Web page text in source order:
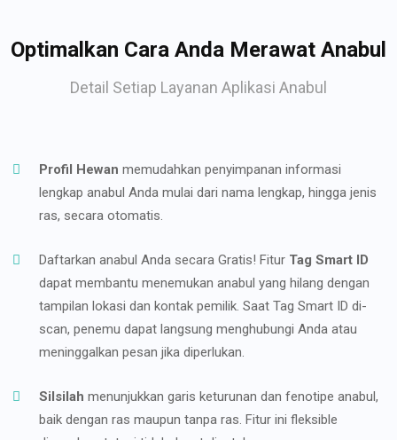
Optimalkan Cara Anda Merawat Anabul
Detail Setiap Layanan Aplikasi Anabul
Profil Hewan memudahkan penyimpanan informasi
lengkap anabul Anda mulai dari nama lengkap, hingga jenis
ras, secara otomatis.
Daftarkan anabul Anda secara Gratis! Fitur Tag Smart ID
dapat membantu menemukan anabul yang hilang dengan
tampilan lokasi dan kontak pemilik. Saat Tag Smart ID di-
scan, penemu dapat langsung menghubungi Anda atau
meninggalkan pesan jika diperlukan.
Silsilah menunjukkan garis keturunan dan fenotipe anabul,
baik dengan ras maupun tanpa ras. Fitur ini fleksible